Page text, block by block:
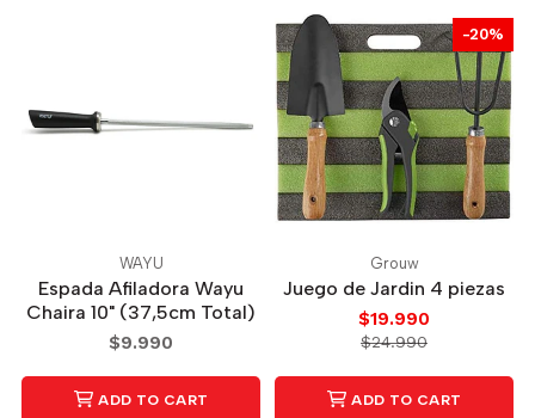
WAYU
Espada Afiladora Wayu
Chaira 10" (37,5cm Total)
$9.990
ADD TO CART
-20%
Grouw
Juego de Jardin 4 piezas
$19.990
$24.990
ADD TO CART